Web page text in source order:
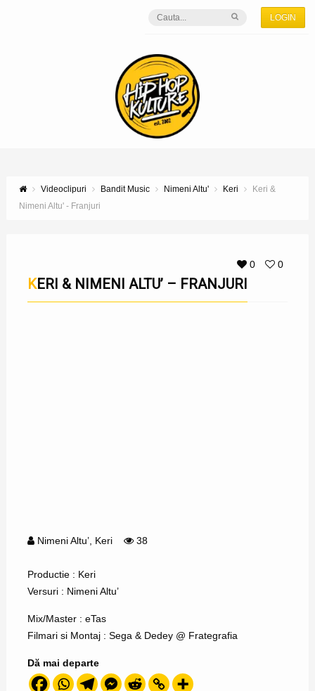
LOGIN
Videoclipuri Bandit Music Nimeni Altu' Keri
Keri &
Nimeni Altu' - Franjuri
0 0
KERI & NIMENI ALTU’ – FRANJURI
Nimeni Altu’, Keri 38
Productie : Keri
Versuri : Nimeni Altu’
Mix/Master : eTas
Filmari si Montaj : Sega & Dedey @ Frategrafia
Dă mai departe